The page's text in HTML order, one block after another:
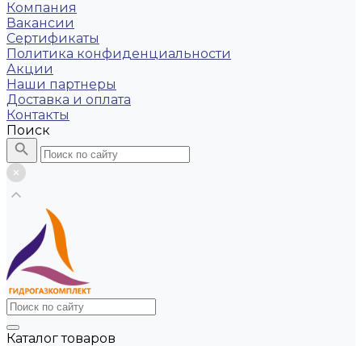
Компания
Вакансии
Сертификаты
Политика конфиденциальности
Акции
Наши партнеры
Доставка и оплата
Контакты
Поиск
Каталог товаров